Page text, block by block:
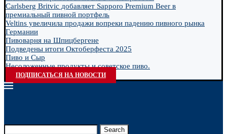
Carlsberg Britvic добавляет Sapporo Premium Beer в
премиальный пивной портфель
Veltins увеличила продажи вопреки падению пивного рынка
Германии
Пивоварня на Шпицбергене
Подведены итоги Октоберфеста 2025
Пиво и Сыр
Несоложенные продукты и советское пиво.
ПОДПИСАТЬСЯ НА НОВОСТИ
Search